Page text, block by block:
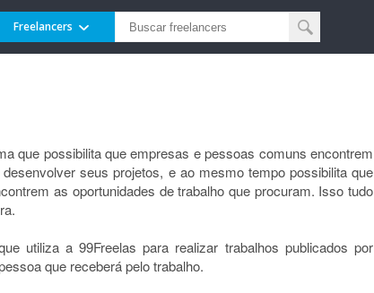
Freelancers
que possibilita que empresas e pessoas comuns encontrem
seus projetos, e ao mesmo tempo possibilita que
as oportunidades de trabalho que procuram. Isso tudo
utiliza a 99Freelas para realizar trabalhos publicados por
que receberá pelo trabalho.